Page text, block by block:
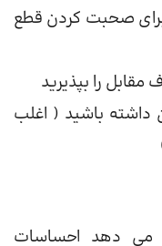
صحبت کردن قطع
را بپذیرید
باشید ( اغلب
می دهد احساسات